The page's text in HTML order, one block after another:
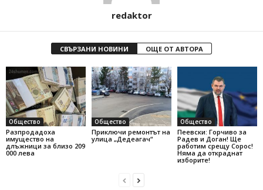
redaktor
СВЪРЗАНИ НОВИНИ ОЩЕ ОТ АВТОРА
Общество
Разпродадоха
имущество на
длъжници за близо 209
000 лева
Общество
Приключи ремонтът на
улица „Дедеагач“
Общество
Пеевски: Горчиво за
Радев и Доган! Ще
работим срещу Сорос!
Няма да откраднат
изборите!